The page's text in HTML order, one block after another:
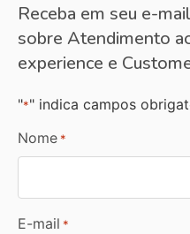
Receba em seu e-
sobre Atendimento
experience e
"*" indica campos
Nome *
E-mail *